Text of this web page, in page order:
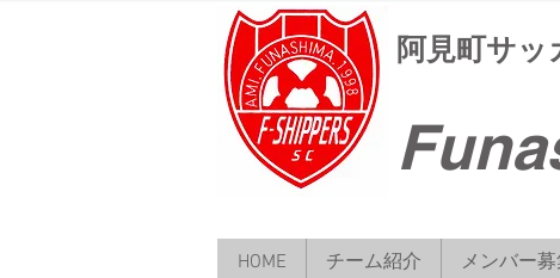
阿見町サッ
HOME チーム紹介 メンバー募